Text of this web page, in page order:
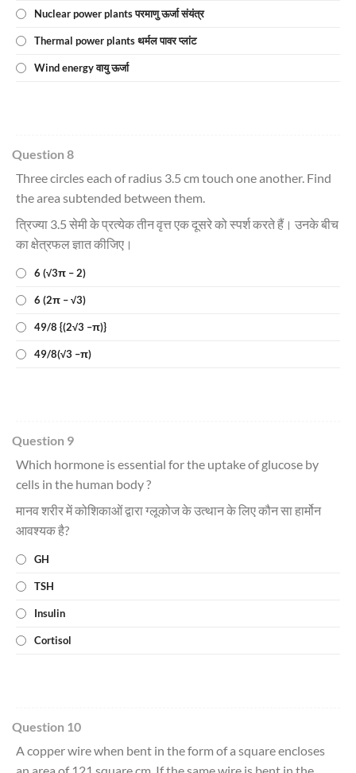
Nuclear power plants परमाणु ऊर्जा संयंत्र
Thermal power plants थर्मल पावर प्लांट
Wind energy वायु ऊर्जा
Question 8
Three circles each of radius 3.5 cm touch one another. Find
the area subtended between them.
त्रिज्या 3.5 सेमी के प्रत्येक तीन वृत्त एक दूसरे को स्पर्श करते हैं। उनके बीच
का क्षेत्रफल ज्ञात कीजिए।
6 (√3π – 2)
6 (2π – √3)
49/8 {(2√3 –π)}
49/8(√3 –π)
Question 9
Which hormone is essential for the uptake of glucose by
cells in the human body ?
मानव शरीर में कोशिकाओं द्वारा ग्लूकोज के उत्थान के लिए कौन सा हार्मोन
आवश्यक है?
GH
TSH
Insulin
Cortisol
Question 10
A copper wire when bent in the form of a square encloses
an area of 121 square cm. If the same wire is bent in the